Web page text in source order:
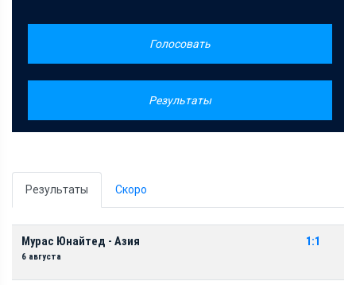
Голосовать
Результаты
Результаты Скоро
Мурас Юнайтед - Азия
6 августа
1:1